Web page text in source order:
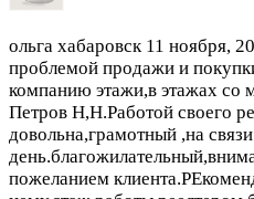
ольга хабаровск 11 ноября,
проблемой продажи и
компанию этажи,в этажах со
Петров Н,Н.Работой своего
довольна,грамотный ,на
пожеланием